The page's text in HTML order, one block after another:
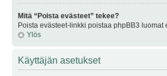
Mitä “Poista evästeet” tekee?
Poista evästeet-linkki poistaa phpBB3
Ylös
Käyttäjän asetukset